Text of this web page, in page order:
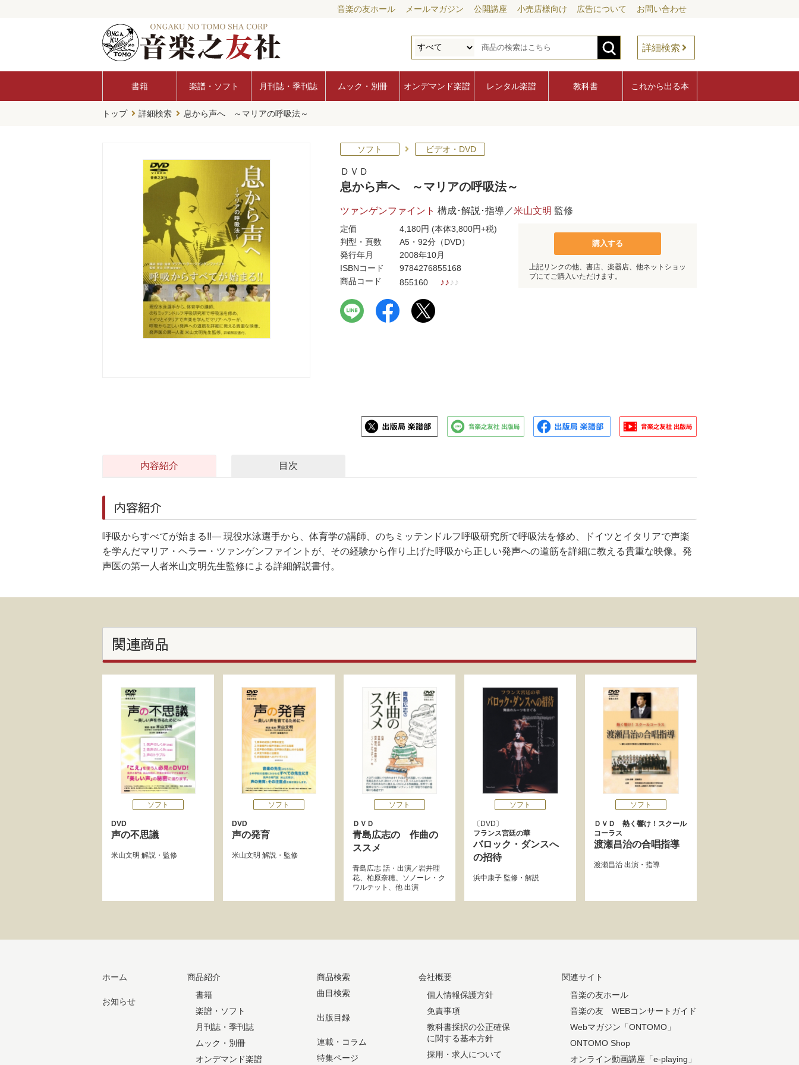
音楽の友ホール メールマガジン 公開講座 小売店様向け 広告について お問い合わせ
詳細検索
書籍 楽譜・ソフト 月刊誌・季刊誌 ムック・別冊 オンデマンド楽譜 レンタル楽譜 教科書 これから出る本
トップ 詳細検索 息から声へ ～マリアの呼吸法～
ソフト ビデオ・DVD
ＤＶＤ
息から声へ ～マリアの呼吸法～
ツァンゲンファイント 構成･解説･指導／米山文明 監修
定価 4,180円 (本体3,800円+税)
判型・頁数
A5・92分（DVD）
発行年月
2008年10月
ISBNコード
9784276855168
商品コード
855160 ♪♪♪ ♪
購入する
上記リンクの他、書店、楽器店、他ネットショッ
プにてご購入いただけます。
内容紹介 目次
内容紹介
呼吸からすべてが始まる!!― 現役水泳選手から、体育学の講師、のちミッテンドルフ呼吸研究所で呼吸法を修め、ドイツとイタリアで声楽
を学んだマリア・ヘラー・ツァンゲンファイントが、その経験から作り上げた呼吸から正しい発声への道筋を詳細に教える貴重な映像。発
声医の第一人者米山文明先生監修による詳細解説書付。
関連商品
ソフト
DVD
声の不思議
米山文明 解説・監修
ソフト
DVD
声の発育
米山文明 解説・監修
ソフト
ＤＶＤ
青島広志の 作曲の
ススメ
青島広志 話・出演／岩井理
花、 柏原奈穂、 ソノーレ・ク
ワルテット 、他 出演
ソフト
DVD
フランス宮廷の華
バロック・ダンスへ
の招待
浜中康子 監修・解説
ソフト
ＤＶＤ 熱く響け！スクール
コーラス
渡瀬昌治の合唱指導
渡瀬昌治 出演・指導
ホーム
お知らせ
商品紹介
書籍
楽譜・ソフト
月刊誌・季刊誌
ムック・別冊
オンデマンド楽譜
商品検索
曲目検索
出版目録
連載・コラム
特集ページ
会社概要
個人情報保護方針
免責事項
教科書採択の公正確保
に関する基本方針
採用・求人について
関連サイト
音楽の友ホール
音楽の友 WEBコンサートガイド
Webマガジン「ONTOMO」
ONTOMO Shop
オンライン動画講座「e-playing」